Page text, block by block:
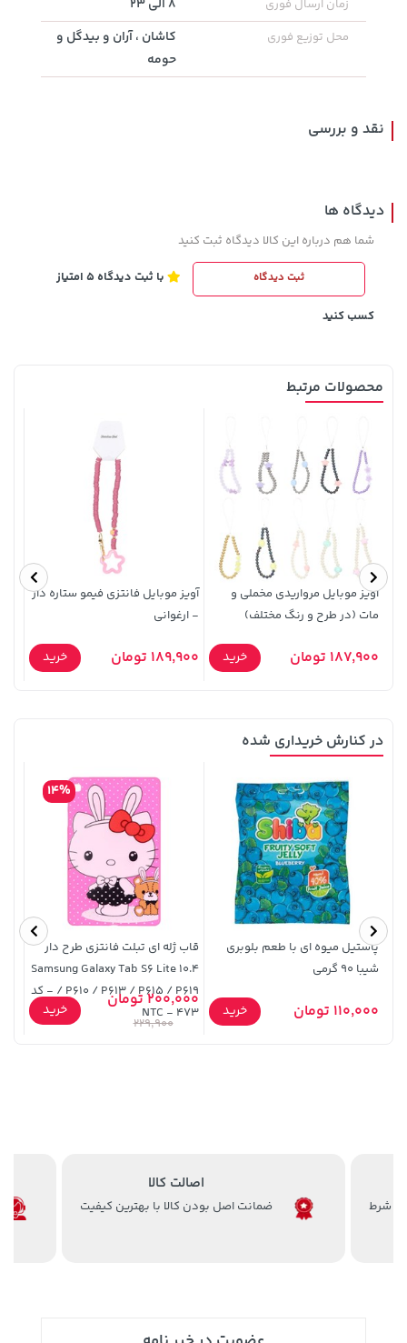
159,900
165,900
171,500
خرید
3,230,000 تومان
2,579,000 تومان
3,880,000
خرید
1,187,000
خرید
1,579,000 تومان
2,275,000
خرید
زمان ارسال فوری 8 الی 23
محل توزیع فوری
کاشان ، آران و بیدگل و
حومه
نقد و بررسی
دیدگاه ها
شما هم درباره این کالا دیدگاه ثبت کنید
ثبت دیدگاه با ثبت دیدگاه 5 امتیاز
کسب کنید
محصولات مرتبط
آویز موبایل مرواریدی مخملی و
مات (در طرح و رنگ مختلف)
187,900 تومان خرید
آویز موبایل فانتزی فیمو ستاره دار
- ارغوانی
189,900 تومان خرید
در کنارش خریداری شده
پاستیل میوه ای با طعم بلوبری
شیبا 90 گرمی
110,000 تومان خرید
قاب ژله ای تبلت فانتزی طرح دار
Samsung Galaxy Tab S6 Lite 10.4
/ P610 / P613 / P615 / P619 - کد
473 - NTC
14%
200,000 تومان
229,900
خرید
اصالت کالا
ضمانت اصل بودن کالا با بهترین کیفیت